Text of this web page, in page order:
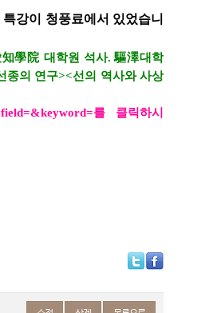
강이 청풍료에서 있었습니
學院 대학원 석사. 驅澤대학
종의 연구><선의 역사와 사상
=를 클릭하시